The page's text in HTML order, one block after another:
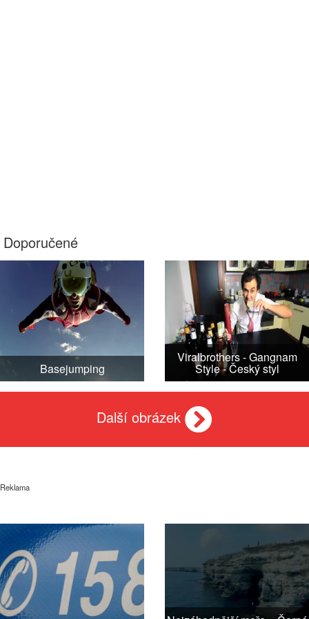
Doporučené
Basejumping
Viralbrothers - Gangnam
Style - Český styl
Další obrázek
Reklama